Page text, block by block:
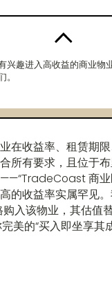
岸区的甲
在收益率、租赁期
所有要求，且位于
商业
的收益率实属罕见
入该物业，其估值
美的“买入即坐享其
兴趣进入高收益的商业物
。
Enquire now